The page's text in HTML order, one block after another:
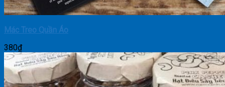
Mác Treo Quần Áo
380₫